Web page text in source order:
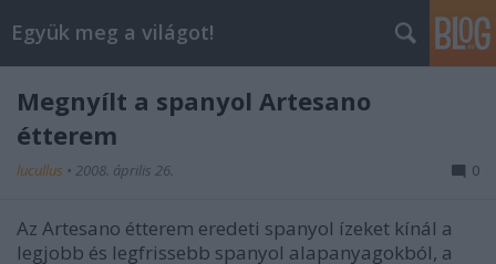
Együk meg a világot!
Megnyílt a spanyol Artesano
étterem
lucullus • 2008. április 26. 0
Az Artesano étterem eredeti spanyol ízeket kínál a
legjobb és legfrissebb spanyol alapanyagokból, a